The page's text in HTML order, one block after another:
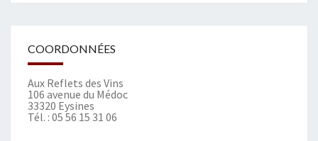
COORDONNÉES
Aux Reflets des Vins
106 avenue du Médoc
33320 Eysines
Tél. : 05 56 15 31 06